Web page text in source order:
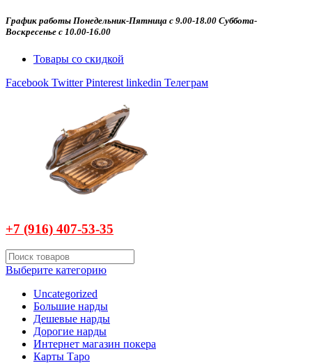
График работы Понедельник-Пятница с 9.00-18.00 Суббота-
Воскресенье с 10.00-16.00
Товары со скидкой
Facebook Twitter Pinterest linkedin Телеграм
+7 (916) 407-53-35
Выберите категорию
Uncategorized
Большие нарды
Дешевые нарды
Дорогие нарды
Интернет магазин покера
Карты Таро